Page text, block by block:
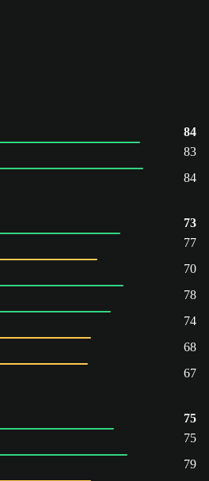
84
83
84
73
77
70
78
74
68
67
75
75
79